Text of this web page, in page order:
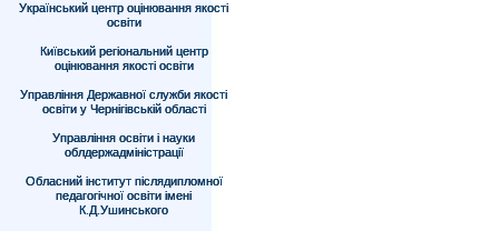
Український центр оцінювання якості
освіти
Київський регіональний центр
оцінювання якості освіти
Управління Державної служби якості
освіти у Чернігівській області
Управління освіти і науки
облдержадміністрації
Обласний інститут післядипломної
педагогічної освіти імені
К.Д.Ушинського